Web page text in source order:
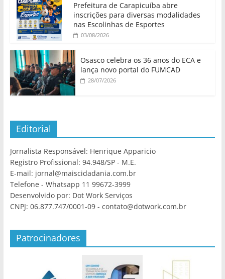
Prefeitura de Carapicuíba abre
inscrições para diversas modalidades
nas Escolinhas de Esportes
03/08/2026
Osasco celebra os 36 anos do ECA e
lança novo portal do FUMCAD
28/07/2026
Editorial
Jornalista Responsável: Henrique Apparicio
Registro Profissional: 94.948/SP - M.E.
E-mail: jornal@maiscidadania.com.br
Telefone - Whatsapp 11 99672-3999
Desenvolvido por: Dot Work Serviços
CNPJ: 06.877.747/0001-09 - contato@dotwork.com.br
Patrocinadores